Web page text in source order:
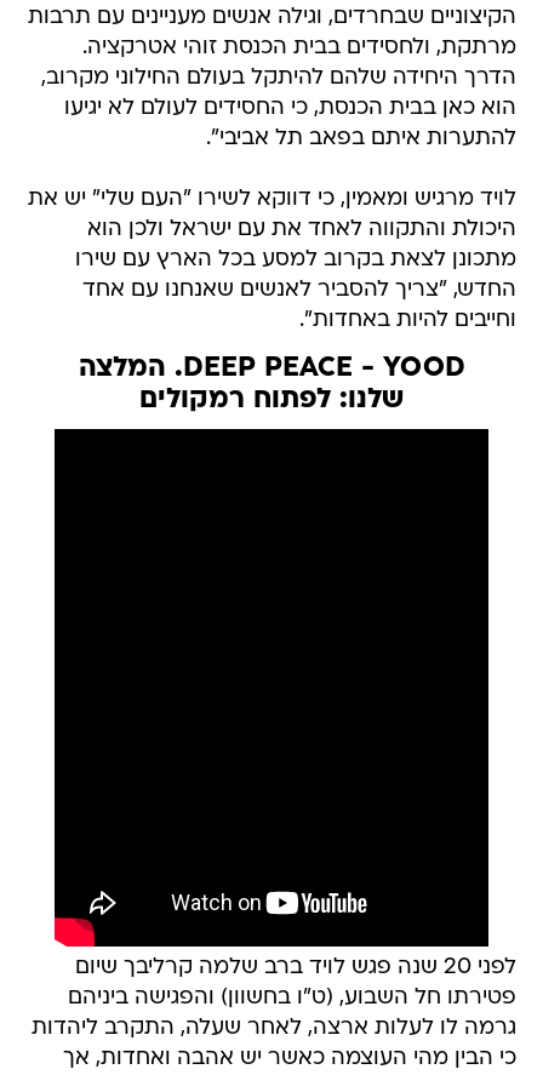
הקיצוניים שבחרדים, וגילה אנשים מעניינים עם תרבות
מרתקת, ולחסידים בבית הכנסת זוהי אטרקציה.
הדרך היחידה שלהם להיתקל בעולם החילוני מקרוב,
הוא כאן בבית הכנסת, כי החסידים לעולם לא יגיעו
להתערות איתם בפאב תל אביבי".
לויד מרגיש ומאמין, כי דווקא לשירו "העם שלי" יש את
היכולת והתקווה לאחד את עם ישראל ולכן הוא
מתכונן לצאת בקרוב למסע בכל הארץ עם שירו
החדש, "צריך להסביר לאנשים שאנחנו עם אחד
וחייבים להיות באחדות".
DEEP PEACE - YOOD. המלצה
שלנו: לפתוח רמקולים
לפני 20 שנה פגש לויד ברב שלמה קרליבך שיום
פטירתו חל השבוע, (ט"ו בחשוון) והפגישה ביניהם
גרמה לו לעלות ארצה, לאחר שעלה, התקרב ליהדות
כי הבין מהי העוצמה כאשר יש אהבה ואחדות, אך